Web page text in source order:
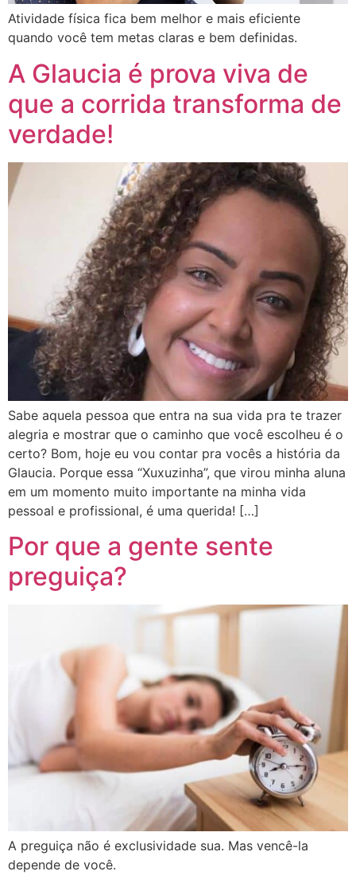
Atividade física fica bem melhor e mais eficiente
quando você tem metas claras e bem definidas.
A Glaucia é prova viva de
que a corrida transforma de
verdade!
Sabe aquela pessoa que entra na sua vida pra te trazer
alegria e mostrar que o caminho que você escolheu é o
certo? Bom, hoje eu vou contar pra vocês a história da
Glaucia. Porque essa “Xuxuzinha”, que virou minha aluna
em um momento muito importante na minha vida
pessoal e profissional, é uma querida! […]
Por que a gente sente
preguiça?
A preguiça não é exclusividade sua. Mas vencê-la
depende de você.